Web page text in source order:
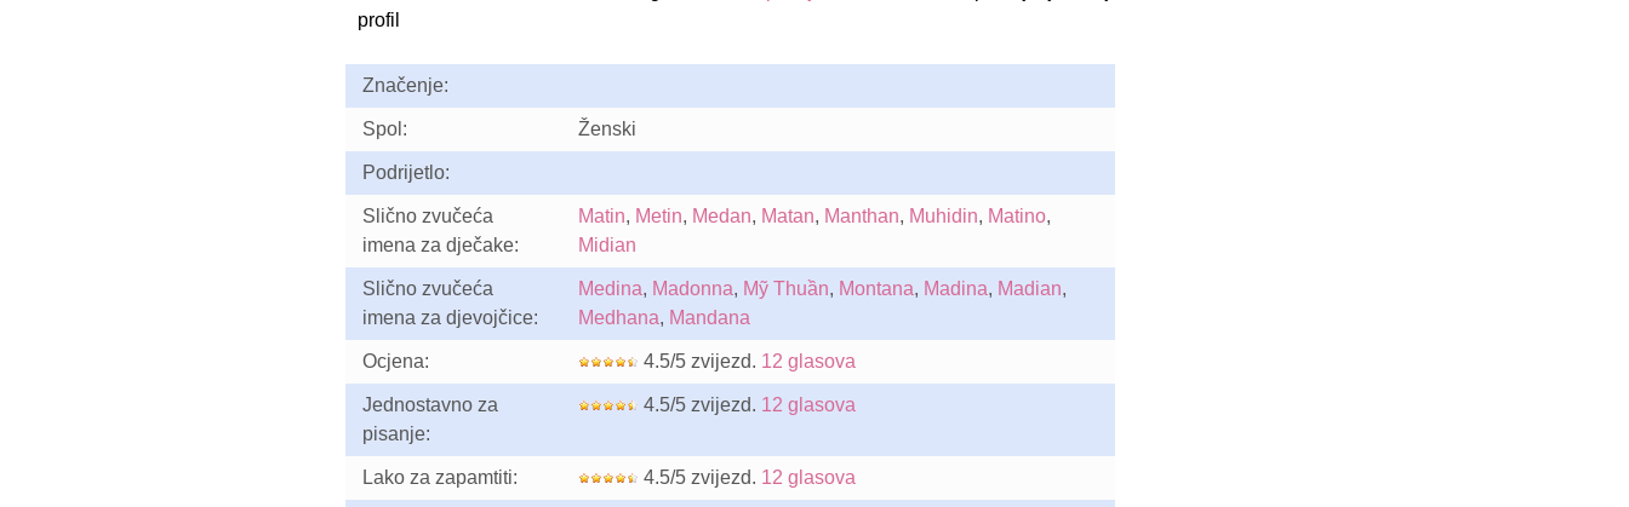
profil
Značenje:
Spol: Ženski
Podrijetlo:
Slično zvučeća
imena za dječake:
Matin, Metin, Medan, Matan, Manthan, Muhidin, Matino,
Midian
Slično zvučeća
imena za djevojčice:
Medina, Madonna, Mỹ Thuần, Montana, Madina, Madian,
Medhana, Mandana
Ocjena: 4.5/5 zvijezd. 12 glasova
Jednostavno za
pisanje:
4.5/5 zvijezd. 12 glasova
Lako za zapamtiti: 4.5/5 zvijezd. 12 glasova